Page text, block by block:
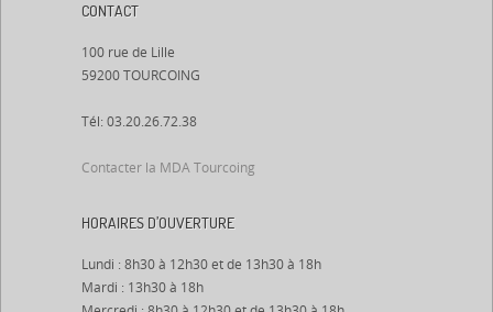
CONTACT
100 rue de Lille
59200 TOURCOING
Tél: 03.20.26.72.38
Contacter la MDA Tourcoing
HORAIRES D’OUVERTURE
Lundi : 8h30 à 12h30 et de 13h30 à 18h
Mardi : 13h30 à 18h